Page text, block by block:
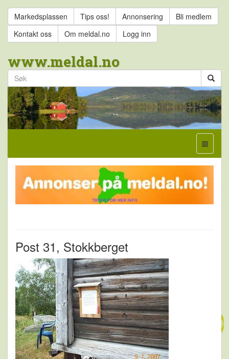
Markedsplassen Tips oss! Annonsering
Bli medlem
Kontakt oss
Om meldal.no Logg inn
www.meldal.no
Post 31, Stokkberget